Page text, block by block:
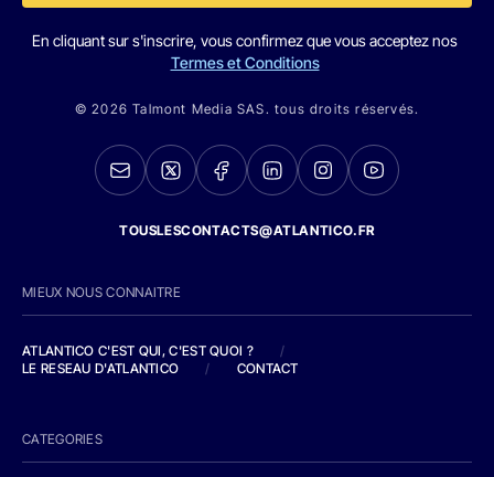
En cliquant sur s'inscrire, vous confirmez que vous acceptez nos
Termes et Conditions
© 2026 Talmont Media SAS. tous droits réservés.
TOUSLESCONTACTS@ATLANTICO.FR
MIEUX NOUS CONNAITRE
ATLANTICO C'EST QUI, C'EST QUOI ?
/
LE RESEAU D'ATLANTICO
/ CONTACT
CATEGORIES